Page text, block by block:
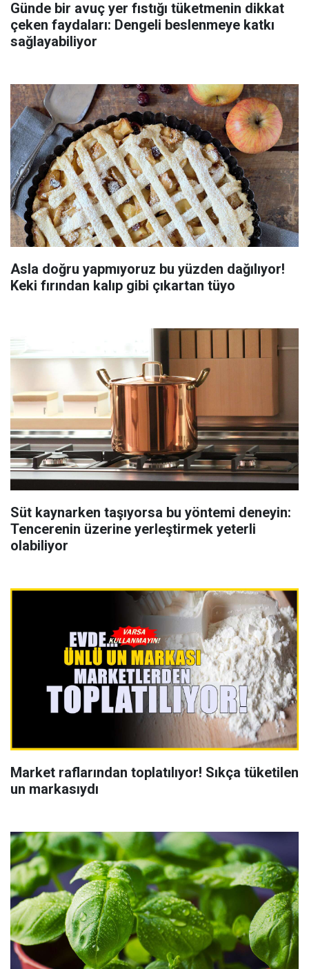
Günde bir avuç yer fıstığı tüketmenin dikkat
çeken faydaları: Dengeli beslenmeye katkı
sağlayabiliyor
Asla doğru yapmıyoruz bu yüzden dağılıyor!
Keki fırından kalıp gibi çıkartan tüyo
Süt kaynarken taşıyorsa bu yöntemi deneyin:
Tencerenin üzerine yerleştirmek yeterli
olabiliyor
Market raflarından toplatılıyor! Sıkça tüketilen
un markasıydı